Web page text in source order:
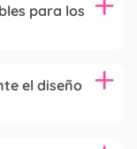
para los
el diseño